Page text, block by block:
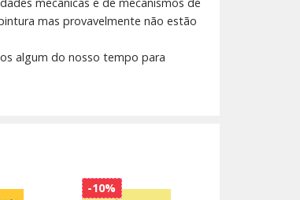
mas provavelmente não estão
algum do nosso tempo para
-10%